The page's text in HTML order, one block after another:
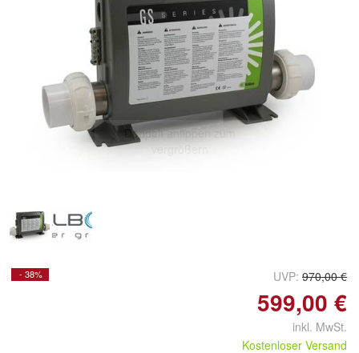
Doppelt antippen zum
vergrößern
- 38% UVP: 970,00 €
599,00 €
inkl. MwSt.
Kostenloser Versand